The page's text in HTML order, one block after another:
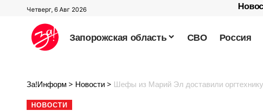
Четверг, 6 Авг 2026
Запорожская область СВО Россия
За!Информ > Новости > Шефы из Марий Эл доставили
НОВОСТИ